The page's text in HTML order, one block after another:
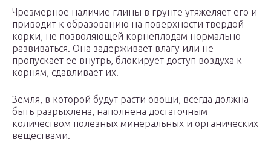
Чрезмерное наличие глины в грунте утяжеляет его и
приводит к образованию на поверхности твердой
корки, не позволяющей корнеплодам нормально
развиваться. Она задерживает влагу или не
пропускает ее внутрь, блокирует доступ воздуха к
корням, сдавливает их.
Земля, в которой будут расти овощи, всегда должна
быть разрыхлена, наполнена достаточным
количеством полезных минеральных и органических
веществами.